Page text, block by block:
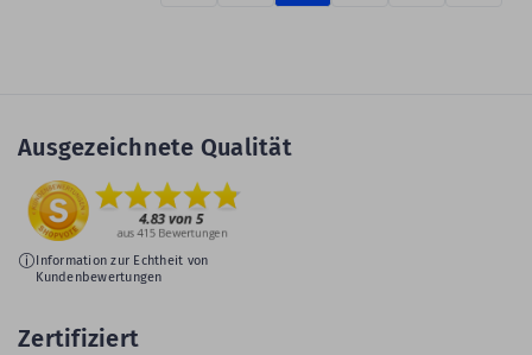
Ausgezeichnete Qualität
Information zur Echtheit von
Kundenbewertungen
Zertifiziert